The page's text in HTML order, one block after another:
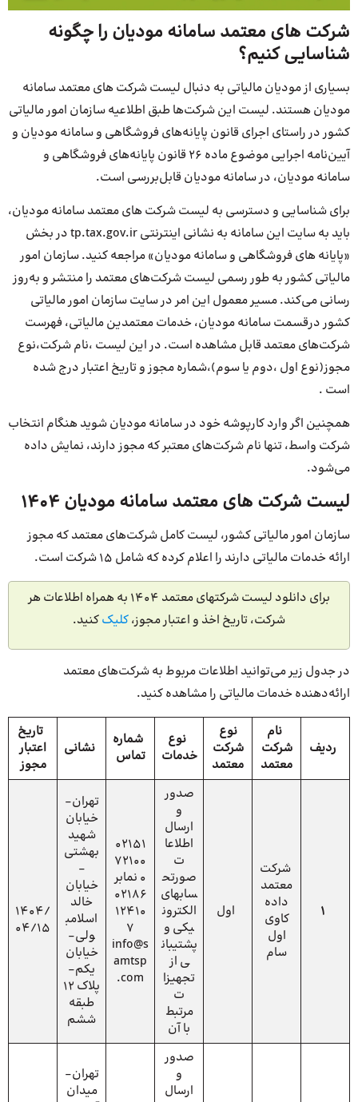
شرکت های معتمد سامانه مودیان را چگونه
شناسایی کنیم؟
بسیاری از مودیان مالیاتی به دنبال لیست شرکت های معتمد سامانه
مودیان هستند. لیست این شرکت‌ها طبق اطلاعیه سازمان امور مالیاتی
کشور در راستای اجرای قانون پایانه‌های فروشگاهی و سامانه مودیان و
آیین‌نامه اجرایی موضوع ماده ۲۶ قانون پایانه‌های فروشگاهی و
سامانه مودیان، در سامانه مودیان قابل‌بررسی است.
برای شناسایی و دسترسی به لیست شرکت های معتمد سامانه مودیان،
باید به سایت این سامانه به نشانی اینترنتی tp.tax.gov.ir در بخش
«پایانه های فروشگاهی و سامانه مودیان» مراجعه کنید. سازمان امور
مالیاتی کشور به طور رسمی لیست شرکت‌های معتمد را منتشر و به‌روز
رسانی می‌کند. مسیر معمول این امر در سایت سازمان امور مالیاتی
کشور درقسمت سامانه مودیان، خدمات معتمدین مالیاتی، فهرست
شرکت‌های معتمد قابل مشاهده است. در این لیست ،نام شرکت،نوع
مجوز(نوع اول ،دوم یا سوم)،شماره مجوز و تاریخ اعتبار درج شده
است .
همچنین اگر وارد کارپوشه خود در سامانه مودیان شوید هنگام انتخاب
شرکت واسط، تنها نام شرکت‌های معتبر که مجوز دارند، نمایش داده
می‌شود.
لیست شرکت های معتمد سامانه مودیان 1404
سازمان امور مالیاتی کشور، لیست کامل شرکت‌های معتمد که مجوز
ارائه خدمات مالیاتی دارند را اعلام کرده که شامل 15 شرکت است.
برای دانلود لیست شرکتهای معتمد 1404 به همراه اطلاعات هر
شرکت، تاریخ اخذ و اعتبار مجوز،کلیککنید.
در جدول زیر می‌توانید اطلاعات مربوط به شرکت‌های معتمد
ارائه‌دهنده خدمات مالیاتی را مشاهده کنید.
ردیف
نام
شرکت
معتمد
نوع
شرکت
معتمد
نوع
خدمات
شماره
تماس
نشانی
تاریخ
اعتبار
مجوز
1
شرکت
معتمد
داده
کاوی
اول
سام
اول
صدور
و
ارسال
اطلاعا
ت
صورتح
سابهای
الکترون
یکی و
پشتیبان
ی از
تجهیزا
ت
مرتبط
با آن
02151
72100
0 نمابر
02186
12410
7
info@s
amtsp
.com
تهران-
خیابان
شهید
بهشتی
-
خیابان
خالد
اسلامب
ولی-
خیابان
یکم-
پلاک 12
طبقه
ششم
1404/
04/15
صدور
و
ارسال
تهران-
میدان